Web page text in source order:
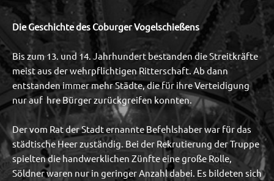
Die Geschichte des Coburger Vogelschießens
Bis zum 13. und 14. Jahrhundert bestanden die Streitkräfte
meist aus der wehrpflichtigen Ritterschaft. Ab dann
entstanden immer mehr Städte, die für ihre Verteidigung
nur auf hre Bürger zurückgreifen konnten.
Der vom Rat der Stadt ernannte Befehlshaber war für das
städtische Heer zuständig. Bei der Rekrutierung der Truppe
spielten die handwerklichen Zünfte eine große Rolle,
Söldner waren nur in geringer Anzahl dabei. Es bildeten sich